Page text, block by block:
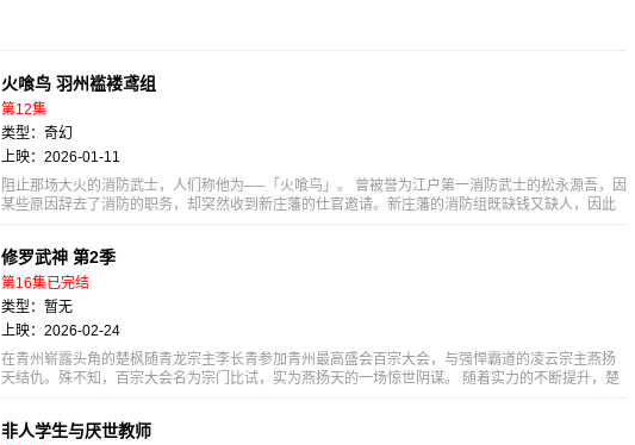
り戻すため、アキナの最後の戦いが幕を開ける！
火喰鸟 羽州褴褛鸢组
第12集
类型：奇幻
上映：2026-01-11
阻止那场大火的消防武士，人们称他为──「火喰鸟」。 曾被誉为江户第一消防武士的松永源吾，因
某些原因辞去了消防的职务，却突然收到新庄藩的仕官邀请。新庄藩的消防组既缺钱又缺人，因此
遭到周围的轻视。在妻子深雪的支持下，源吾决定以组长的身份重建这个濒临崩溃的火消组。 他召
然而，江户城中却接连发生名为「狐火」的神秘连环纵火事件…… 面对逼近的灾祸，这群不肯放弃
的消防武士全力奔走！ 热血娱乐活剧，正式开幕！ [简介原文] かつて「火喰鳥」と呼ばれた江戸随
一の火消侍・松永源吾。訳あって火消を辞めていたが、突然新庄藩から仕官の誘いが来る。妻・
深雪の後押しもあり、源吾は頭取として崩壊した火消組を再建することに。一癖も二癖もある仲
間を集め、＜ぼろ鳶＞と揶揄されながらも「どんな命も救うのだ」と奮闘する源吾達だったが、
江戸では「狐火」という謎の連続不審火が続いていた。迫りくる災いに、諦めの悪い火消達が奔
走する、エンタメ活劇が開幕！
修罗武神 第2季
第16集已完结
类型：暂无
上映：2026-02-24
在青州崭露头角的楚枫随青龙宗主李长青参加青州最高盛会百宗大会，与强悍霸道的凌云宗主燕扬
天结仇。殊不知，百宗大会名为宗门比试，实为燕扬天的一场惊世阴谋。 随着实力的不断提升，楚
枫领悟金、蓝双色神雷之力。然而，神雷之力意外惊动了沉睡多年的冰火双珠，好友苏柔苏美为救
王，搭救二苏。 途中，楚枫结识皇朝少年姜无殇，重遇天赐神体又身世神秘的少女紫铃，并终于和
非人学生与厌世教师